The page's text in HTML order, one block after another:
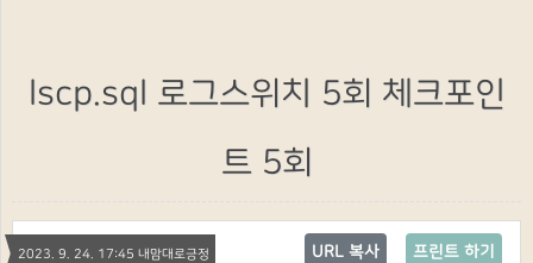
lscp.sql 로그스위치 5회 체크포인
트 5회
2023. 9. 24. 17:45 내맘대로긍정 프린트 하기
URL 복사